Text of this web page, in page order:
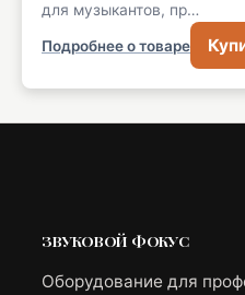
для музыкантов, пр…
Подробнее о товаре
ЗВУКОВОЙ ФОКУС
Оборудование для